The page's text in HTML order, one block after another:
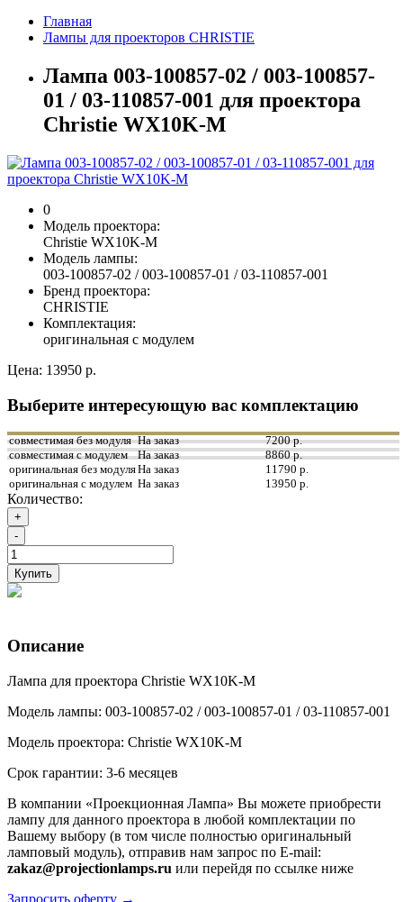
Главная
Лампы для проекторов CHRISTIE
Лампа 003-100857-02 / 003-100857-
01 / 03-110857-001 для проектора
Christie WX10K-M
0
Модель проектора:
Christie WX10K-M
Модель лампы:
003-100857-02 / 003-100857-01 / 03-110857-001
Бренд проектора:
CHRISTIE
Комплектация:
оригинальная с модулем
Цена: 13950 р.
Выберите интересующую вас комплектацию
совместимая без модуля На заказ
7200 р.
совместимая с модулем
На заказ
8860 р.
оригинальная без модуляНа заказ
11790 р.
оригинальная с модулем На заказ 13950 р.
Количество:
+
-
Купить
Описание
Лампа для проектора Christie WX10K-M
Модель лампы: 003-100857-02 / 003-100857-01 / 03-110857-001
Модель проектора: Christie WX10K-M
Срок гарантии: 3-6 месяцев
В компании «Проекционная Лампа» Вы можете приобрести
лампу для данного проектора в любой комплектации по
Вашему выбору (в том числе полностью оригинальный
ламповый модуль), отправив нам запрос по E-mail:
zakaz@projectionlamps.ru или перейдя по ссылке ниже
Запросить оферту →